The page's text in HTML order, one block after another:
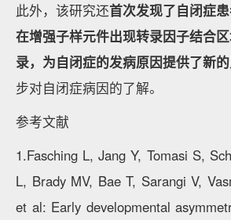
此外，该研究还首次发现了自闭症
在增强子样元件出现转录因子结合
录，为自闭症的发病原因提供了新
步对自闭症病因的了解。
参考文献
1.Fasching L, Jang Y, Tomasi S,
L, Brady MV, Bae T, Sarangi V,
et al: Early developmental